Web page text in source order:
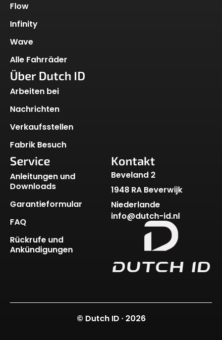
Flow
Infinity
Wave
Alle Fahrräder
Über Dutch ID
Arbeiten bei
Nachrichten
Verkaufsstellen
Fabrik Besuch
Service
Anleitungen und
Downloads
Garantieformular
FAQ
Rückrufe und
Ankündigungen
Kontakt
Beveland 2
1948 RA Beverwijk
Niederlande
info@dutch-id.nl
© Dutch ID · 2026